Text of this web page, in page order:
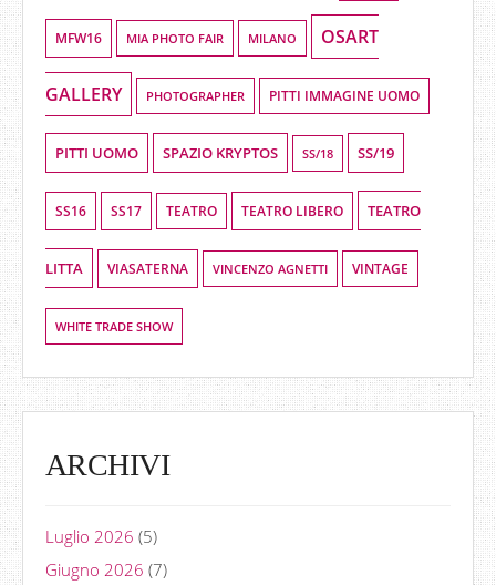
MFW16 MIA PHOTO FAIR MILANO OSART
GALLERY PHOTOGRAPHER PITTI IMMAGINE UOMO
PITTI UOMO SPAZIO KRYPTOS SS/18 SS/19
SS16 SS17 TEATRO TEATRO LIBERO TEATRO
LITTA VIASATERNA VINCENZO AGNETTI VINTAGE
WHITE TRADE SHOW
ARCHIVI
Luglio 2026 (5)
Giugno 2026 (7)